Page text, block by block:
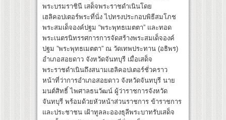
พระบรมราชินี เสด็จพระราชดำเนินโดย
เฮลิคอปเตอร์พระที่นั่ง ไปทรงประกอบพิธีสมโภช
พระสมเด็จองค์ปฐม “พระพุทธเมตตา” และทอด
พระเนตรนิทรรศการการจัดสร้างพระสมเด็จองค์
ปฐม ”พระพุทธเมตตา” ณ วัดเทพประทาน (อธิพร)
อำเภอสอยดาว จังหวัดจันทบุรี เมื่อเสด็จ
พระราชดำเนินถึงสนามเฮลิคอปเตอร์ชั่วคราว
หน้าที่ว่าการอำเภอสอยดาว จังหวัดจันทบุรี นาย
มนต์สิทธิ์ ไพศาลธนวัฒน์ ผู้ว่าราชการจังหวัด
จันทบุรี พร้อมด้วยหัวหน้าส่วนราชการ ข้าราชการ
และประชาชน เฝ้าทูลละอองธุลีพระบาทรับเสด็จ